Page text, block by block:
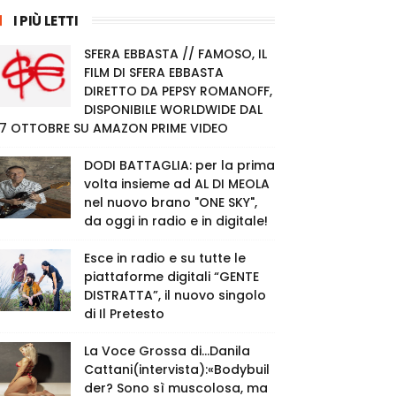
I PIÙ LETTI
SFERA EBBASTA // FAMOSO, IL
FILM DI SFERA EBBASTA
DIRETTO DA PEPSY ROMANOFF,
DISPONIBILE WORLDWIDE DAL
OTTOBRE SU AMAZON PRIME VIDEO
DODI BATTAGLIA: per la prima
volta insieme ad AL DI MEOLA
nel nuovo brano "ONE SKY",
da oggi in radio e in digitale!
Esce in radio e su tutte le
piattaforme digitali “GENTE
DISTRATTA”, il nuovo singolo
di Il Pretesto
La Voce Grossa di…Danila
Cattani(intervista):«Bodybuil
der? Sono sì muscolosa, ma